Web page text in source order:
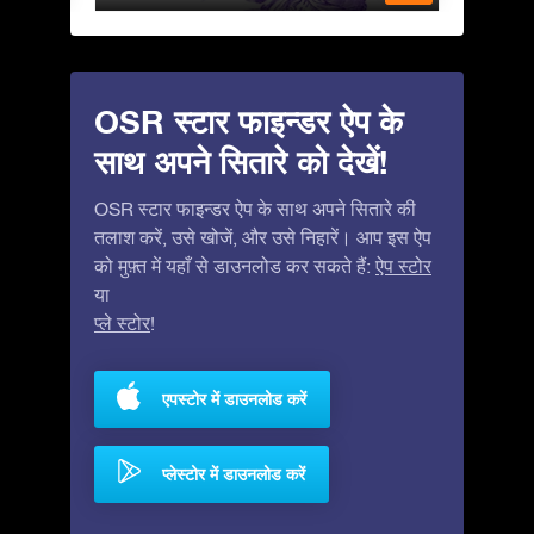
OSR स्टार फाइन्डर ऐप के
साथ अपने सितारे को देखें!
OSR स्टार फाइन्डर ऐप के साथ अपने सितारे की
तलाश करें, उसे खोजें, और उसे निहारें। आप इस ऐप
को मुफ़्त में यहाँ से डाउनलोड कर सकते हैं: ऐप स्टोर
या
प्ले स्टोर!
एपस्टोर में डाउनलोड करें
प्लेस्टोर में डाउनलोड करें